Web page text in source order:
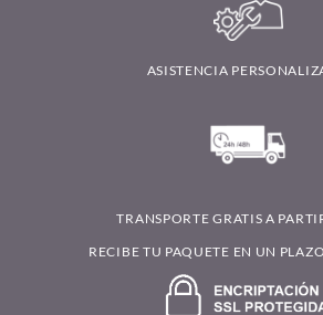
ASISTENCIA
TRANSPORTE GRATIS A
RECIBE TU PAQUETE EN UN